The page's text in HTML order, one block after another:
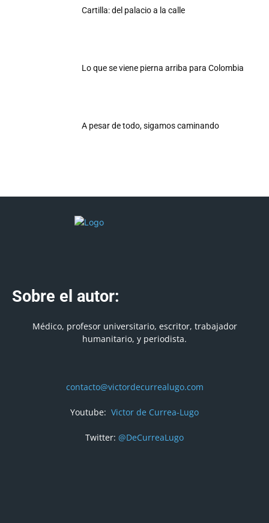
Cartilla: del palacio a la calle
Lo que se viene pierna arriba para Colombia
A pesar de todo, sigamos caminando
Sobre el autor:
Médico, profesor universitario, escritor, trabajador
humanitario, y periodista.
contacto@victordecurrealugo.com
Youtube: Victor de Currea-Lugo
Twitter: @DeCurreaLugo